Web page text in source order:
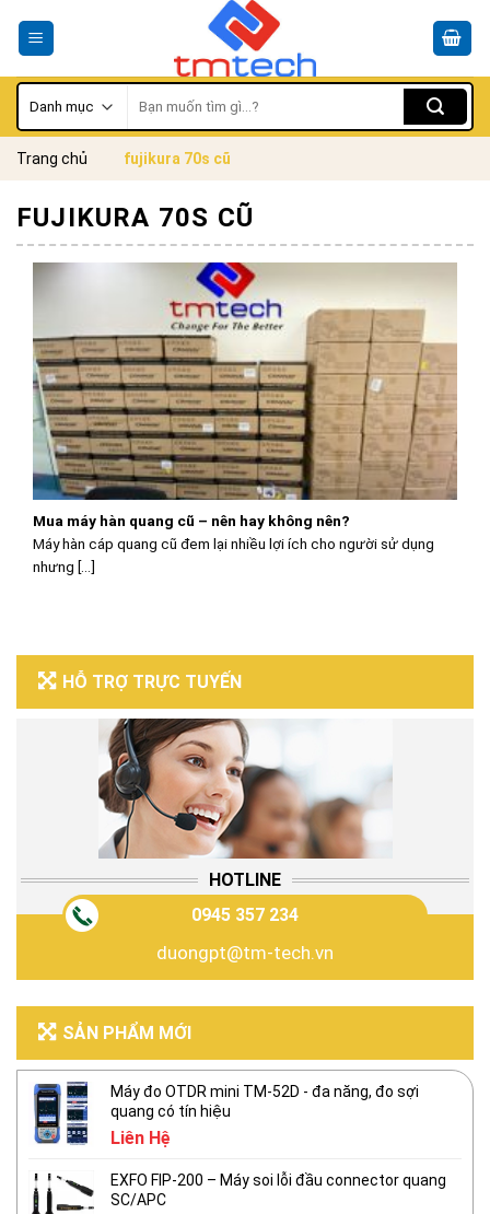
kiếm:
Trang chủ fujikura 70s cũ
HỖ TRỢ TRỰC TUYẾN
HOTLINE
0945 357 234
duongpt@tm-tech.vn
SẢN PHẨM MỚI
Máy đo OTDR mini TM-52D - đa năng, đo sợi
quang có tín hiệu
Liên Hệ
EXFO FIP-200 – Máy soi lỗi đầu connector quang
SC/APC
FUJIKURA 70S CŨ
Mua máy hàn quang cũ – nên hay không nên?
Máy hàn cáp quang cũ đem lại nhiều lợi ích cho người sử dụng
nhưng [...]